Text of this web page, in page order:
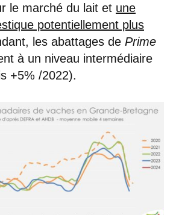
le marché du lait et une
potentiellement plus
les abattages de Prime
à un niveau intermédiaire
+5% /2022).